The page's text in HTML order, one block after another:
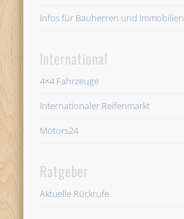
Infos für Bauherren und
International
4×4 Fahrzeuge
Internationaler Reifenmarkt
Motors24
Ratgeber
Aktuelle Rückrufe